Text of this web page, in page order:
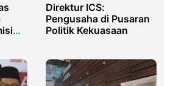
Direktur ICS:
Pengusaha di Pusaran
Politik Kekuasaan